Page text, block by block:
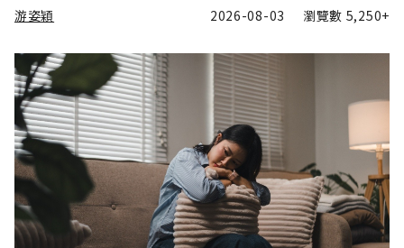
游姿穎 2026-08-03 瀏覽數 5,250+